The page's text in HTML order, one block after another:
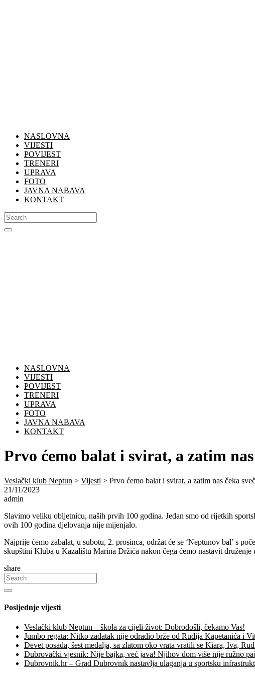
NASLOVNA
VIJESTI
POVIJEST
TRENERI
UPRAVA
FOTO
JAVNA NABAVA
KONTAKT
NASLOVNA
VIJESTI
POVIJEST
TRENERI
UPRAVA
FOTO
JAVNA NABAVA
KONTAKT
Prvo ćemo balat i svirat, a zatim
Veslački klub Neptun > Vijesti > Prvo ćemo balat i svirat, a zatim nas čeka
21/11/2023
admin
Slavimo veliku obljetnicu, naših prvih 100 godina. Jedan smo od rijetkih
ovih 100 godina djelovanja nije mijenjalo.
Najprije ćemo zabalat, u subotu, 2. prosinca, održat će se ‘Neptunov bal’ s
skupštini Kluba u Kazalištu Marina Držića nakon čega ćemo nastavit druženje
share
Posljednje vijesti
Veslački klub Neptun – škola za cijeli život: Dobrodošli, čekamo Vas!
Jumbo regata: Nitko zadatak nije odradio brže od Rudija Kapetanića i
Devet posada, šest medalja, sa zlatom oko vrata vratili se Kiara, Iva,
Dubrovački vjesnik: Nije bajka, već java! Njihov dom više nije ružno
Dubrovnik.hr – Grad Dubrovnik nastavlja ulaganja u sportsku